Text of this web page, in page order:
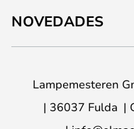
NOVEDADES
Lampemesteren
36037 Fulda